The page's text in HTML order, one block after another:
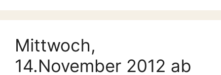
Mittwoch,
14.November 2012 ab